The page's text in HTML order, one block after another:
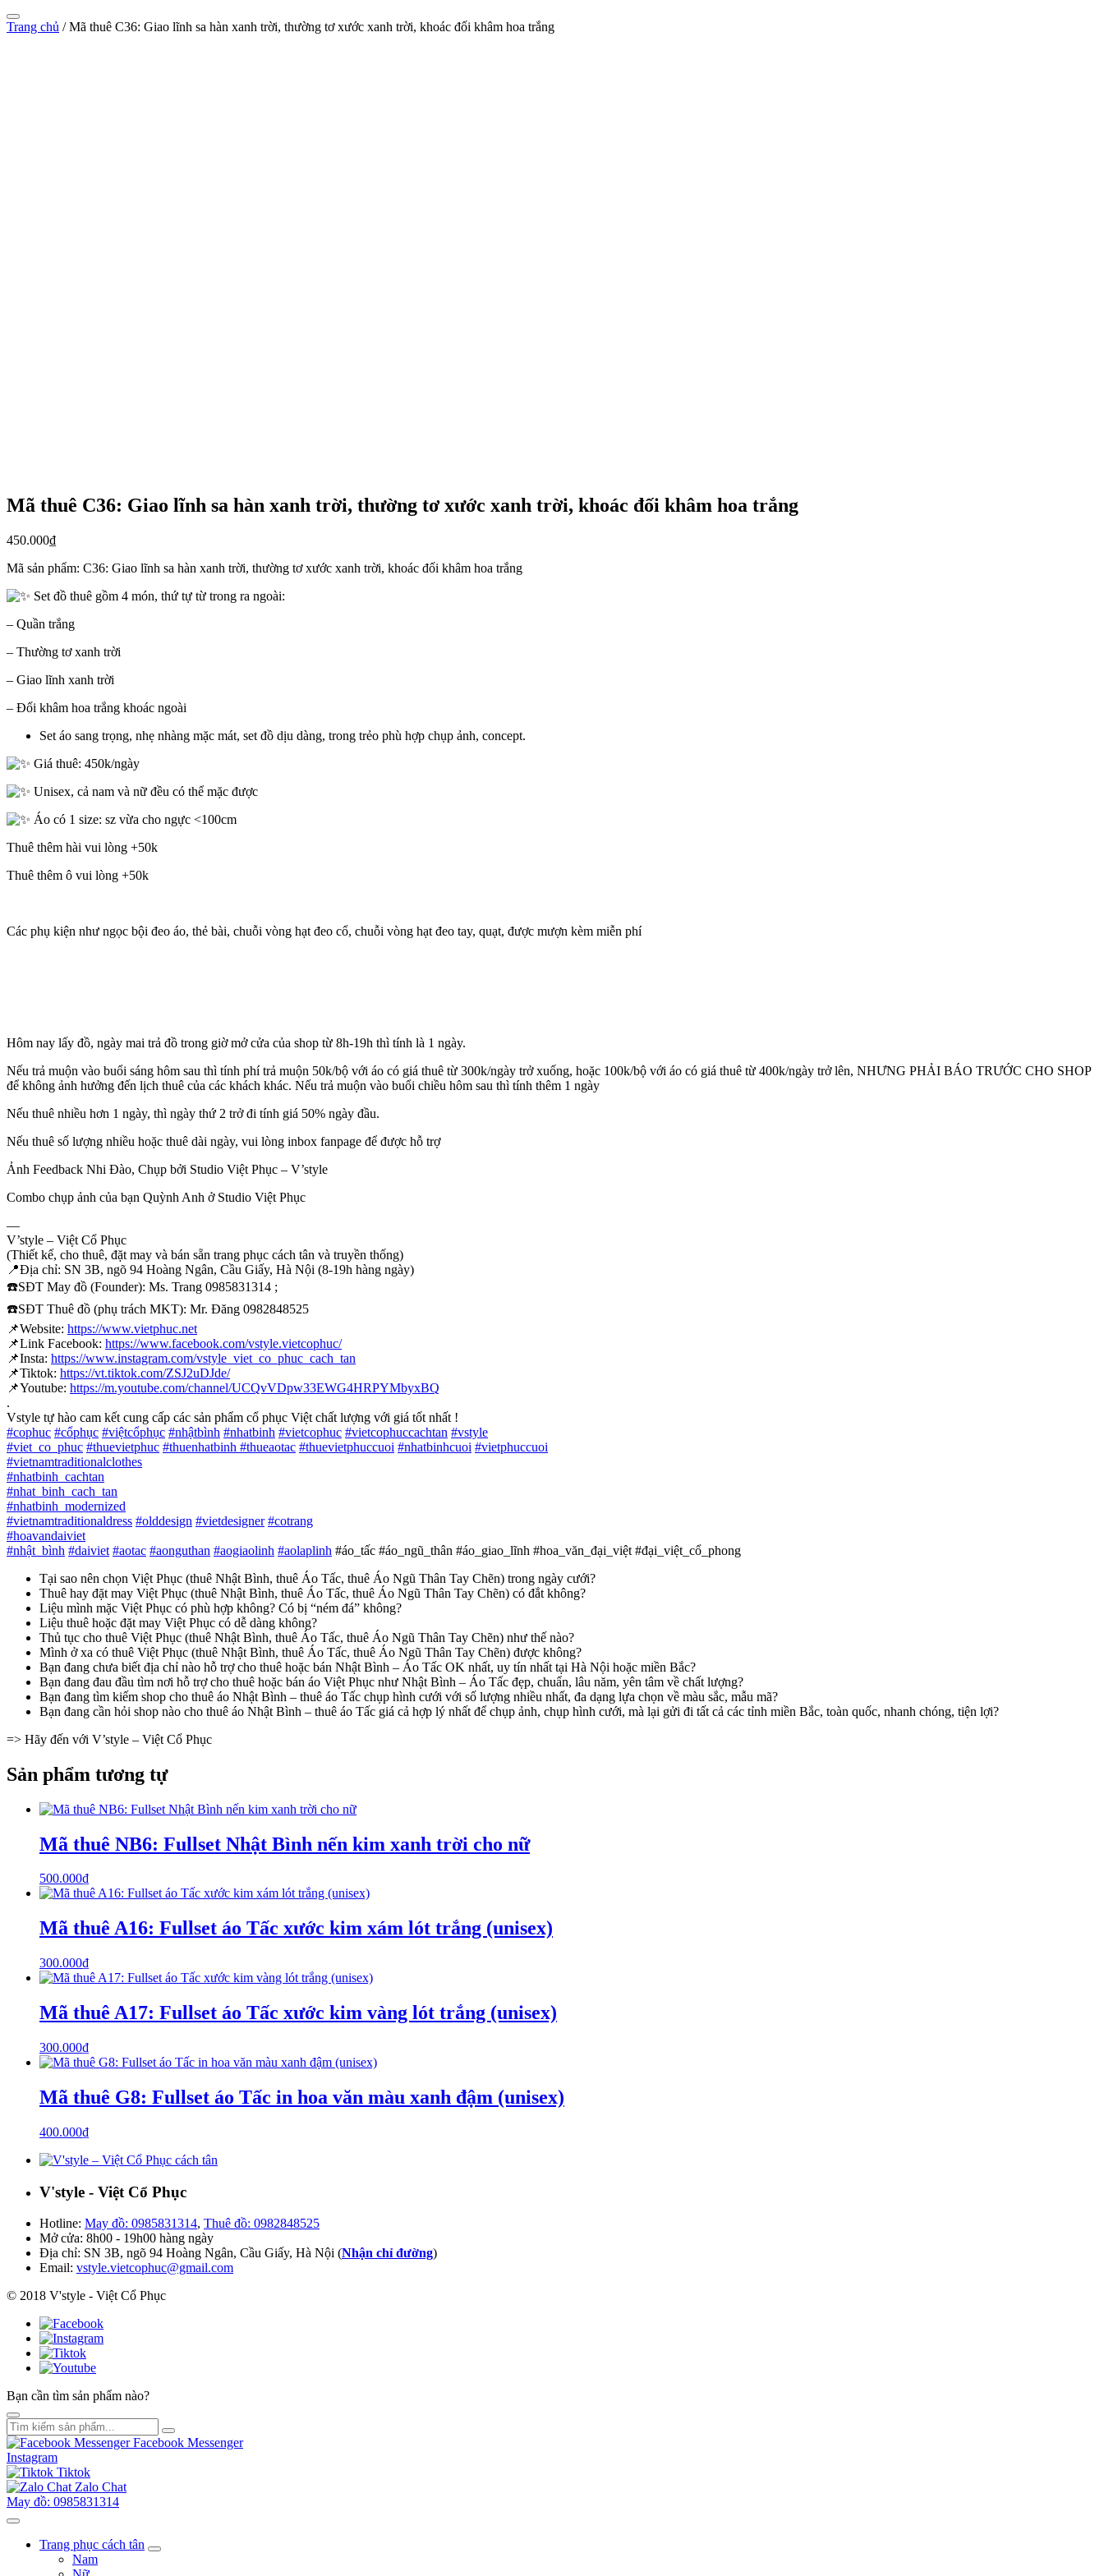
Trang chủ /Mã thuê C36: Giao lĩnh sa hàn xanh trời, thường tơ xước xanh trời, khoác đối khâm hoa trắng
Mã thuê C36: Giao lĩnh sa hàn xanh trời, thường tơ xước xanh trời, khoác đối khâm hoa trắng
450.000₫
Mã sản phẩm: C36: Giao lĩnh sa hàn xanh trời, thường tơ xước xanh trời, khoác đối khâm hoa trắng
Set đồ thuê gồm 4 món, thứ tự từ trong ra ngoài:
– Quần trắng
– Thường tơ xanh trời
– Giao lĩnh xanh trời
– Đối khâm hoa trắng khoác ngoài
Set áo sang trọng, nhẹ nhàng mặc mát, set đồ dịu dàng, trong trẻo phù hợp chụp ảnh, concept.
Giá thuê: 450k/ngày
Unisex, cả nam và nữ đều có thể mặc được
Áo có 1 size: sz vừa cho ngực <100cm
Thuê thêm hài vui lòng +50k
Thuê thêm ô vui lòng +50k
Các phụ kiện như ngọc bội đeo áo, thẻ bài, chuỗi vòng hạt đeo cổ, chuỗi vòng hạt đeo tay, quạt, được mượn kèm miễn phí
Hôm nay lấy đồ, ngày mai trả đồ trong giờ mở cửa của shop từ 8h-19h thì tính là 1 ngày.
Nếu trả muộn vào buổi sáng hôm sau thì tính phí trả muộn 50k/bộ với áo có giá thuê từ 300k/ngày trở xuống, hoặc 100k/bộ với áo có giá thuê từ 400k/ngày trở lên, NHƯNG PHẢI BÁO TRƯỚC CHO SHOP
để không ảnh hưởng đến lịch thuê của các khách khác. Nếu trả muộn vào buổi chiều hôm sau thì tính thêm 1 ngày
Nếu thuê nhiều hơn 1 ngày, thì ngày thứ 2 trở đi tính giá 50% ngày đầu.
Nếu thuê số lượng nhiều hoặc thuê dài ngày, vui lòng inbox fanpage để được hỗ trợ
Ảnh Feedback Nhi Đào, Chụp bởi Studio Việt Phục – V’style
Combo chụp ảnh của bạn Quỳnh Anh ở Studio Việt Phục
—
V’style – Việt Cổ Phục
(Thiết kế, cho thuê, đặt may và bán sẵn trang phục cách tân và truyền thống)
📍Địa chỉ: SN 3B, ngõ 94 Hoàng Ngân, Cầu Giấy, Hà Nội (8-19h hàng ngày)
☎️SĐT May đồ (Founder): Ms. Trang 0985831314 ;
☎️SĐT Thuê đồ (phụ trách MKT): Mr. Đăng 0982848525
📌Website: https://www.vietphuc.net
📌Link Facebook: https://www.facebook.com/vstyle.vietcophuc/
📌Insta: https://www.instagram.com/vstyle_viet_co_phuc_cach_tan
📌Tiktok: https://vt.tiktok.com/ZSJ2uDJde/
📌Youtube: https://m.youtube.com/channel/UCQvVDpw33EWG4HRPYMbyxBQ
.
Vstyle tự hào cam kết cung cấp các sản phẩm cổ phục Việt chất lượng với giá tốt nhất !
#cophuc #cổphục #việtcổphục #nhậtbình #nhatbinh #vietcophuc #vietcophuccachtan #vstyle
#viet_co_phuc #thuevietphuc #thuenhatbinh #thueaotac #thuevietphuccuoi #nhatbinhcuoi #vietphuccuoi
#vietnamtraditionalclothes
#nhatbinh_cachtan
#nhat_binh_cach_tan
#nhatbinh_modernized
#vietnamtraditionaldress #olddesign #vietdesigner #cotrang
#hoavandaiviet
#nhật_bình #daiviet #aotac #aonguthan #aogiaolinh #aolaplinh #áo_tấc #áo_ngũ_thân #áo_giao_lĩnh #hoa_văn_đại_việt #đại_việt_cổ_phong
Tại sao nên chọn Việt Phục (thuê Nhật Bình, thuê Áo Tấc, thuê Áo Ngũ Thân Tay Chẽn) trong ngày cưới?
Thuê hay đặt may Việt Phục (thuê Nhật Bình, thuê Áo Tấc, thuê Áo Ngũ Thân Tay Chẽn) có đắt không?
Liệu mình mặc Việt Phục có phù hợp không? Có bị “ném đá” không?
Liệu thuê hoặc đặt may Việt Phục có dễ dàng không?
Thủ tục cho thuê Việt Phục (thuê Nhật Bình, thuê Áo Tấc, thuê Áo Ngũ Thân Tay Chẽn) như thế nào?
Mình ở xa có thuê Việt Phục (thuê Nhật Bình, thuê Áo Tấc, thuê Áo Ngũ Thân Tay Chẽn) được không?
Bạn đang chưa biết địa chỉ nào hỗ trợ cho thuê hoặc bán Nhật Bình – Áo Tấc OK nhất, uy tín nhất tại Hà Nội hoặc miền Bắc?
Bạn đang đau đầu tìm nơi hỗ trợ cho thuê hoặc bán áo Việt Phục như Nhật Bình – Áo Tấc đẹp, chuẩn, lâu năm, yên tâm về chất lượng?
Bạn đang tìm kiếm shop cho thuê áo Nhật Bình – thuê áo Tấc chụp hình cưới với số lượng nhiều nhất, đa dạng lựa chọn về màu sắc, mẫu mã?
Bạn đang cần hỏi shop nào cho thuê áo Nhật Bình – thuê áo Tấc giá cả hợp lý nhất để chụp ảnh, chụp hình cưới, mà lại gửi đi tất cả các tỉnh miền Bắc, toàn quốc, nhanh chóng, tiện lợi?
=> Hãy đến với V’style – Việt Cổ Phục
Sản phẩm tương tự
Mã thuê NB6: Fullset Nhật Bình nến kim xanh trời cho nữ
500.000₫
Mã thuê A16: Fullset áo Tấc xước kim xám lót trắng (unisex)
300.000₫
Mã thuê A17: Fullset áo Tấc xước kim vàng lót trắng (unisex)
300.000₫
Mã thuê G8: Fullset áo Tấc in hoa văn màu xanh đậm (unisex)
400.000₫
V'style - Việt Cổ Phục
Hotline: May đồ: 0985831314, Thuê đồ: 0982848525
Mở cửa: 8h00 - 19h00 hàng ngày
Địa chỉ: SN 3B, ngõ 94 Hoàng Ngân, Cầu Giấy, Hà Nội (Nhận chỉ đường)
Email: vstyle.vietcophuc@gmail.com
© 2018 V'style - Việt Cổ Phục
Bạn cần tìm sản phẩm nào?
Facebook Messenger
Instagram
Tiktok
Zalo Chat
May đồ: 0985831314
Trang phục cách tân
Nam